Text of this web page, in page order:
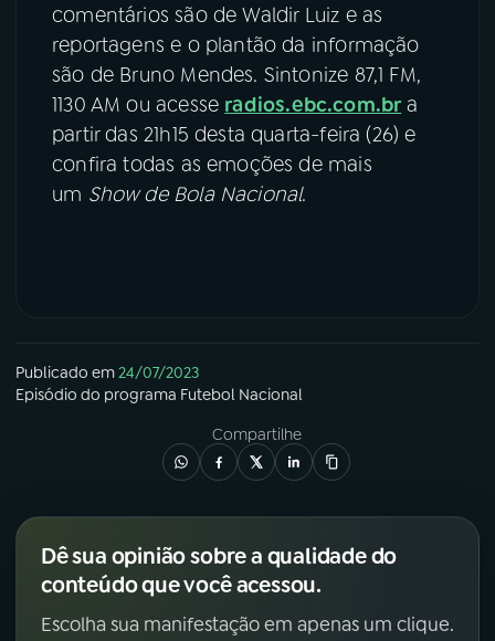
comentários são de Waldir Luiz e as
reportagens e o plantão da informação
são de Bruno Mendes. Sintonize 87,1 FM,
1130 AM ou acesse radios.ebc.com.br a
partir das 21h15 desta quarta-feira (26) e
confira todas as emoções de mais
um Show de Bola Nacional.
Publicado em24/07/2023
Episódio do programa Futebol Nacional
Compartilhe
Dê sua opinião sobre a qualidade do
conteúdo que você acessou.
Escolha sua manifestação em apenas um clique.